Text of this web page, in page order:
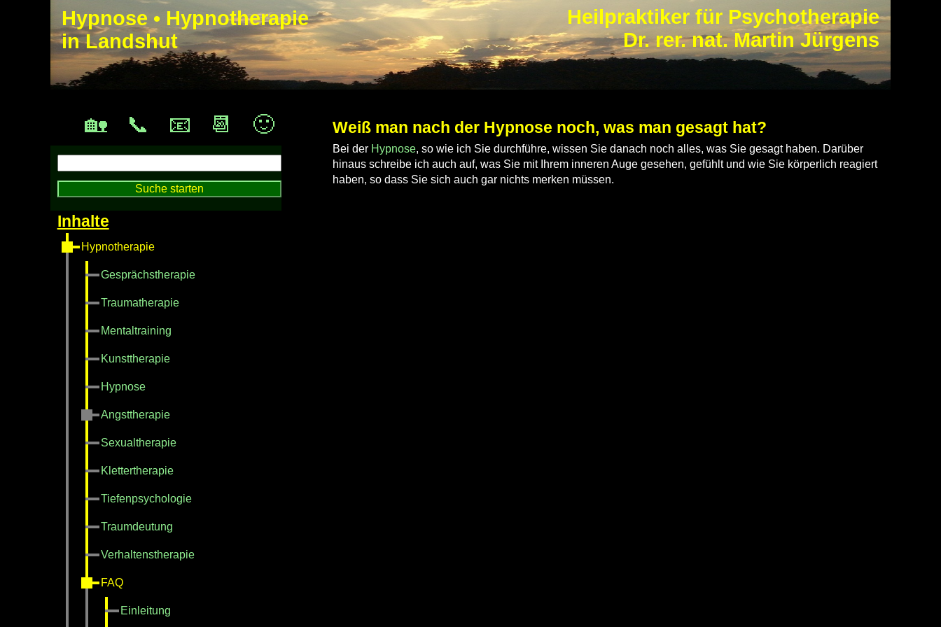
Hypnose • Hypnotherapie
in Landshut
Heilpraktiker für Psychotherapie
Dr. rer. nat. Martin Jürgens
Hypnotherapie
Gesprächstherapie
Traumatherapie
Mentaltraining
Kunsttherapie
Hypnose
Angsttherapie
Sexualtherapie
Klettertherapie
Tiefenpsychologie
Traumdeutung
Verhaltenstherapie
FAQ
Einleitung
🏡 📞 📧 📆 🙂 Weiß man nach der Hypnose noch, was man gesagt hat?
Bei der Hypnose, so wie ich Sie durchführe, wissen Sie danach noch alles, was Sie gesagt haben. Darüber
hinaus schreibe ich auch auf, was Sie mit Ihrem inneren Auge gesehen, gefühlt und wie Sie körperlich reagiert
haben, so dass Sie sich auch gar nichts merken müssen.